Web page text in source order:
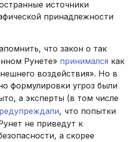
источники
принадлежности
что закон о так
Рунете» принимался как
воздействия». Но в
формулировки угроз были
а эксперты (в том числе
, что попытки
не приведут к
а скорее